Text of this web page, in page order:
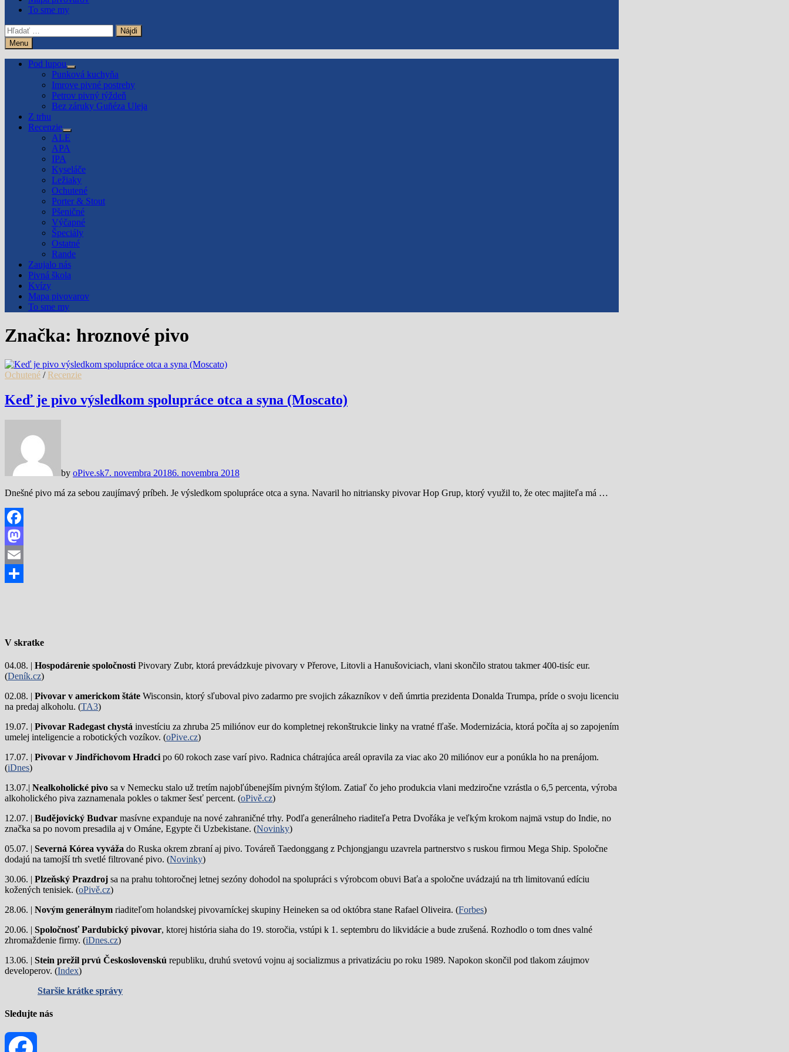
To sme my
Hľadať:
Menu
Pod lupou
Show
sub
menu
Punková kuchyňa
Imrove pivné postrehy
Petrov pivný týždeň
Bez záruky Guñéza Uleja
Z trhu
Recenzie
Show
sub
menu
ALE
APA
IPA
Kyseláče
Ležiaky
Ochutené
Porter & Stout
Pšeničné
Výčapné
Špeciály
Ostatné
Rande
Zaujalo nás
Pivná škola
Kvízy
Mapa pivovarov
To sme my
Značka: hroznové pivo
Ochutené / Recenzie
Keď je pivo výsledkom spolupráce otca a syna (Moscato)
by oPive.sk7. novembra 20186. novembra 2018
Dnešné pivo má za sebou zaujímavý príbeh. Je výsledkom spolupráce otca a syna. Navaril ho nitriansky pivovar Hop Grup, ktorý využil to, že otec majiteľa má …
Facebook
Mastodon
Email
V skratke
04.08. | Hospodárenie spoločnosti Pivovary Zubr, ktorá prevádzkuje pivovary v Přerove, Litovli a Hanušoviciach, vlani skončilo stratou takmer 400-tisíc eur.
(Deník.cz)
02.08. | Pivovar v americkom štáte Wisconsin, ktorý sľuboval pivo zadarmo pre svojich zákazníkov v deň úmrtia prezidenta Donalda Trumpa, príde o svoju licenciu
na predaj alkoholu. (TA3)
19.07. | Pivovar Radegast chystá investíciu za zhruba 25 miliónov eur do kompletnej rekonštrukcie linky na vratné fľaše. Modernizácia, ktorá počíta aj so zapojením
umelej inteligencie a robotických vozíkov. (oPive.cz)
17.07. | Pivovar v Jindřichovom Hradci po 60 rokoch zase varí pivo. Radnica chátrajúca areál opravila za viac ako 20 miliónov eur a ponúkla ho na prenájom.
(iDnes)
13.07.| Nealkoholické pivo sa v Nemecku stalo už tretím najobľúbenejším pivným štýlom. Zatiaľ čo jeho produkcia vlani medziročne vzrástla o 6,5 percenta, výroba
alkoholického piva zaznamenala pokles o takmer šesť percent. (oPivě.cz)
12.07. | Budějovický Budvar masívne expanduje na nové zahraničné trhy. Podľa generálneho riaditeľa Petra Dvořáka je veľkým krokom najmä vstup do Indie, no
značka sa po novom presadila aj v Ománe, Egypte či Uzbekistane. (Novinky)
05.07. | Severná Kórea vyváža do Ruska okrem zbraní aj pivo. Továreň Taedonggang z Pchjongjangu uzavrela partnerstvo s ruskou firmou Mega Ship. Spoločne
dodajú na tamojší trh svetlé filtrované pivo. (Novinky)
30.06. | Plzeňský Prazdroj sa na prahu tohtoročnej letnej sezóny dohodol na spolupráci s výrobcom obuvi Baťa a spoločne uvádzajú na trh limitovanú edíciu
kožených tenisiek. (oPivě.cz)
28.06. | Novým generálnym riaditeľom holandskej pivovarníckej skupiny Heineken sa od októbra stane Rafael Oliveira. (Forbes)
20.06. | Spoločnosť Pardubický pivovar, ktorej história siaha do 19. storočia, vstúpi k 1. septembru do likvidácie a bude zrušená. Rozhodlo o tom dnes valné
zhromaždenie firmy. (iDnes.cz)
13.06. | Stein prežil prvú Československú republiku, druhú svetovú vojnu aj socializmus a privatizáciu po roku 1989. Napokon skončil pod tlakom záujmov
developerov. (Index)
Staršie krátke správy
Sledujte nás